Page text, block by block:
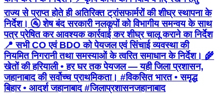
राज्य से प्राप्त होते ही अतिरिक्त ट्रांसफार्मरों की शीघ्र स्थापना के
निर्देश। 🚰 शेष बंद सरकारी नलकूपों को विभागीय समन्वय के साथ
पत्र प्रेषित कर आवश्यक कार्रवाई कर शीघ्र चालू कराने का निर्देश
📍 सभी CO एवं BDO को पेयजल एवं सिंचाई व्यवस्था की
नियमित निगरानी तथा समस्याओं के त्वरित समाधान के निर्देश। 🌾
खेतों की हरियाली • हर घर तक पेयजल — यही जिला प्रशासन,
जहानाबाद की सर्वोच्च प्राथमिकता। #विकसित भारत • समृद्ध
बिहार • आदर्श जहानाबाद #जिलाप्रशासनजहानाबाद